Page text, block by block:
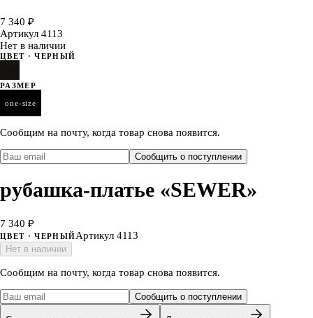
7 340 ₽
Артикул 4113
Нет в наличии
ЦВЕТ · ЧЕРНЫЙ
РАЗМЕР
one-size
Сообщим на почту, когда товар снова появится.
Сообщить о поступлении
рубашка-платье «SEWER»
7 340 ₽
ЦВЕТ · ЧЕРНЫЙАртикул 4113
Нет в наличии
Сообщим на почту, когда товар снова появится.
Сообщить о поступлении